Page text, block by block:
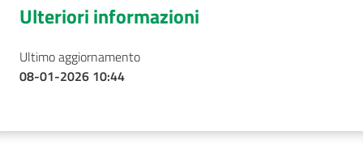
Ulteriori informazioni
Ultimo aggiornamento
08-01-2026 10:44